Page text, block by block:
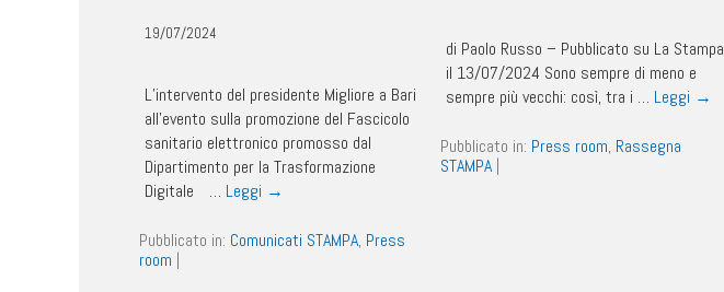
19/07/2024
L’intervento del presidente Migliore a Bari
all’evento sulla promozione del Fascicolo
sanitario elettronico promosso dal
Dipartimento per la Trasformazione
Digitale … Leggi →
Pubblicato in: Comunicati STAMPA, Press
room |
di Paolo Russo – Pubblicato su La Stampa
il 13/07/2024 Sono sempre di meno e
sempre più vecchi: così, tra i … Leggi →
Pubblicato in: Press room, Rassegna
STAMPA |